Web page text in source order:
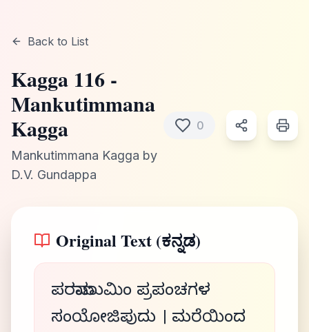
Back to List
Kagga 116 -
Mankutimmana
Kagga
Mankutimmana Kagga by
D.V. Gundappa
0
Original Text (ಕನ್ನಡ)
ಪರಮಾಣುಮಿಂ ಪ್ರಪಂಚಗಳ
ಸಂಯೋಜಿಪುದು । ಮರೆಯಿಂದ